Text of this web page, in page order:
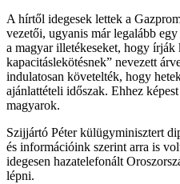
A hírtől idegesek lettek a
vezetői, ugyanis már legalább
a magyar illetékeseket, hogy írják
kapacitáslekötésnek” nevezett
indulatosan követelték, hogy
ajánlattételi időszak. Ehhez
magyarok.
Szijjártó Péter külügyminisztert
és információink szerint arra is
idegesen hazatelefonált
lépni.